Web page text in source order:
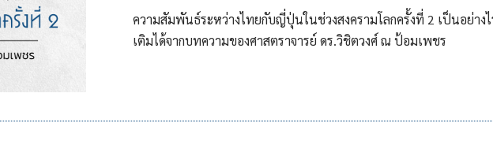
ความสัมพันธ์ระหว่างไทยกับญี่ปุ่นในช่วงสงครามโลกครั้งที่ 2 เป็นอย่าง
เติมได้จากบทความของศาสตราจารย์ ดร.วิชิตวงศ์ ณ ป้อมเพชร